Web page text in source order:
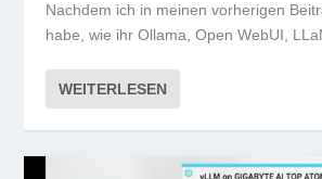
Nachdem ich in meinen vorherigen
habe, wie ihr Ollama, Open WebUI,
WEITERLESEN